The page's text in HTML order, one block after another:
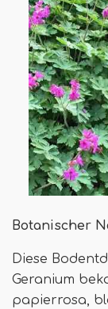
Botanischer
Diese
Geranium
papierrosa,